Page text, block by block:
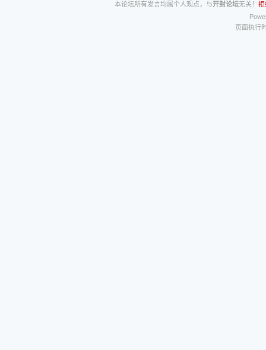
本论坛所有发言均属个人观点，与开封论坛无关！ 拒
页面执行